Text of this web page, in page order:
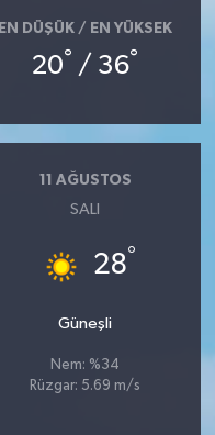
EN DÜŞÜK / EN YÜKSEK
20° / 36°
11 AĞUSTOS
SALI
28°
Güneşli
Nem: %34
Rüzgar: 5.69 m/s